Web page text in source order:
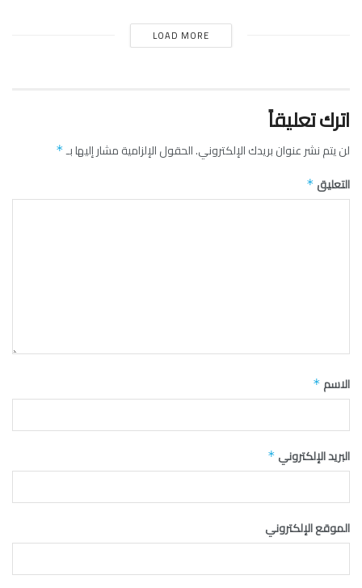
LOAD MORE
اترك تعليقاً
لن يتم نشر عنوان بريدك الإلكتروني.الحقول الإلزامية مشار إليها بـ*
التعليق *
الاسم *
البريد الإلكتروني *
الموقع الإلكتروني